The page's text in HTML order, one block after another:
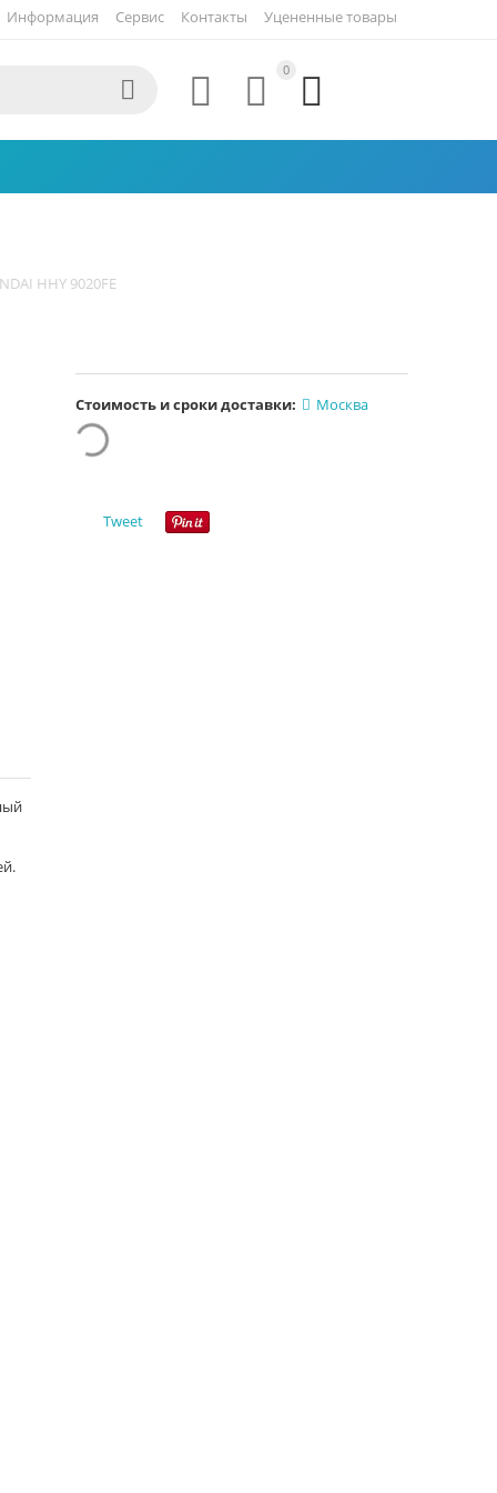
Информация Сервис Контакты Уцененные товары
0




HHY 9020FE
Стоимость и сроки доставки: Москва
Tweet